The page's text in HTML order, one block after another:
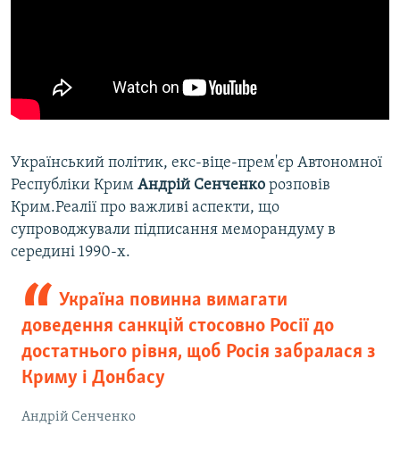
Український політик, екс-віце-прем'єр Автономної
Республіки Крим Андрій Сенченко розповів
Крим.Реалії про важливі аспекти, що
супроводжували підписання меморандуму в
середині 1990-х.
Україна повинна вимагати
доведення санкцій стосовно Росії до
достатнього рівня, щоб Росія забралася з
Криму і Донбасу
Андрій Сенченко